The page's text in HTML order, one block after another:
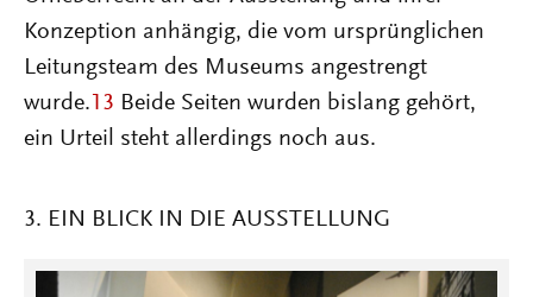
Konzeption anhängig, die vom ursprünglichen
Leitungs­team des Museums angestrengt
wurde.13 Beide Seiten wurden bislang gehört,
ein Urteil steht allerdings noch aus.
3. EIN BLICK IN DIE AUSSTELLUNG